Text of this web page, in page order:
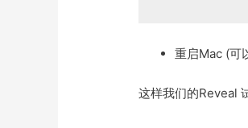
重启Mac (可
这样我们的Reveal